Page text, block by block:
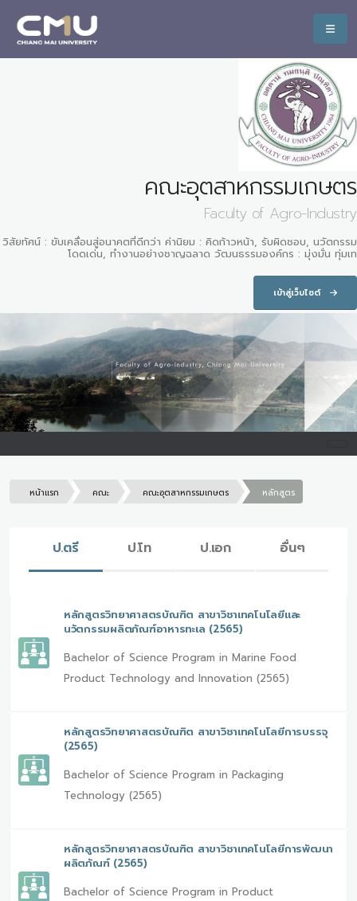
คณะอุตสาหกรรมเกษตร
Faculty of Agro-Industry
วิสัยทัศน์ : ขับเคลื่อนสู่อนาคตที่ดีกว่า ค่านิยม : คิดก้าวหน้า, รับผิดชอบ, นวัตกรรม
โดดเด่น, ทำงานอย่างชาญฉลาด วัฒนธรรมองค์กร : มุ่งมั่น ทุ่มเท
เข้าสู่เว็บไซต์
หน้าแรก คณะ คณะอุตสาหกรรมเกษตร หลักสูตร
ป.ตรี ป.โท ป.เอก อื่นๆ
หลักสูตรวิทยาศาสตรบัณฑิต สาขาวิชาเทคโนโลยีและ
นวัตกรรมผลิตภัณฑ์อาหารทะเล (2565)
Bachelor of Science Program in Marine Food
Product Technology and Innovation (2565)
หลักสูตรวิทยาศาสตรบัณฑิต สาขาวิชาเทคโนโลยีการบรรจุ
(2565)
Bachelor of Science Program in Packaging
Technology (2565)
หลักสูตรวิทยาศาสตรบัณฑิต สาขาวิชาเทคโนโลยีการพัฒนา
ผลิตภัณฑ์ (2565)
Bachelor of Science Program in Product